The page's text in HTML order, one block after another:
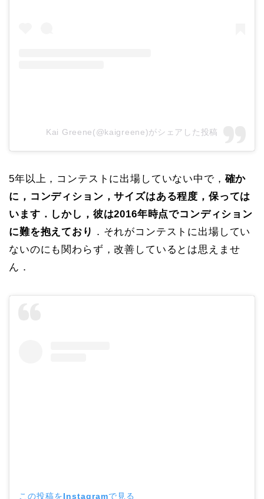
Kai Greene(@kaigreene)がシェアした投稿
5年以上，コンテストに出場していない中で， 確か
に，コンディション，サイズはある程度，保っては
います．しかし，彼は2016年時点でコンディション
に難を抱えており ．それがコンテストに出場してい
ないのにも関わらず，改善しているとは思えませ
ん．
この投稿をInstagramで見る